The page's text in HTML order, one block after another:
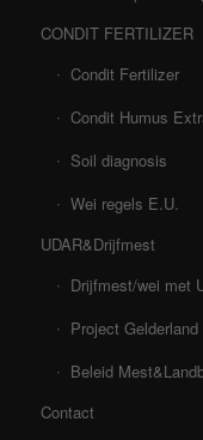
CONDIT FERTILIZER
Condit Fertilizer
Condit Humus
Soil diagnosis
Wei regels E.U.
UDAR&Drijfmest
Drijfmest/wei met
Project Gelderland
Beleid
Contact